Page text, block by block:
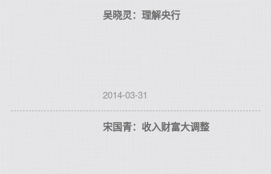
吴晓灵：理解央行
2014-03-31
宋国青：收入财富大调整